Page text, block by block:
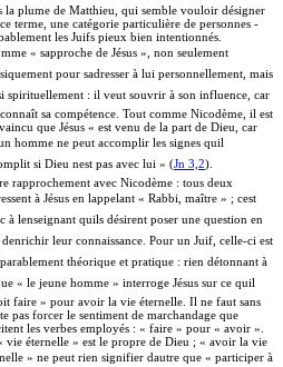
la plume de Matthieu, qui semble vouloir désigner
terme, une catégorie particulière de personnes -
les Juifs pieux bien intentionnés.
« sapproche de Jésus », non seulement
pour sadresser à lui personnellement, mais
spirituellement : il veut souvrir à son influence, car
sa compétence. Tout comme Nicodème, il est
que Jésus « est venu de la part de Dieu, car
homme ne peut accomplir les signes quil
si Dieu nest pas avec lui » (Jn 3,2).
rapprochement avec Nicodème : tous deux
à Jésus en lappelant « Rabbi, maître » ; cest
à lenseignant quils désirent poser une question en
leur connaissance. Pour un Juif, celle-ci est
théorique et pratique : rien détonnant à
« le jeune homme » interroge Jésus sur ce quil
faire » pour avoir la vie éternelle. Il ne faut sans
pas forcer le sentiment de marchandage que
les verbes employés : « faire » pour « avoir ».
vie éternelle » est le propre de Dieu ; « avoir la vie
» ne peut rien signifier dautre que « participer à